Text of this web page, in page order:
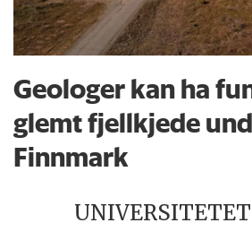
Geologer kan ha
glemt fjellkjede
Finnmark